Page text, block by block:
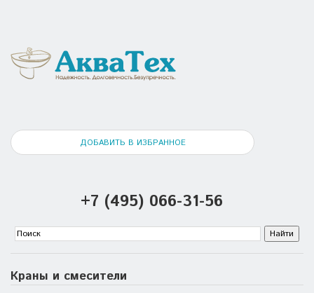
ДОБАВИТЬ В ИЗБРАННОЕ
+7 (495) 066-31-56
Краны и смесители